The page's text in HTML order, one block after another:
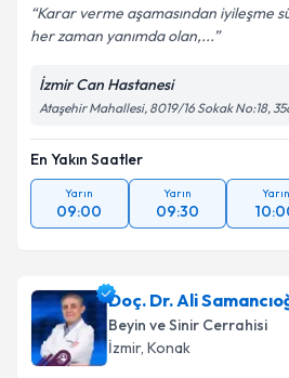
Karar verme aşamasından iyileşme
her zaman yanımda olan,...
İzmir Can Hastanesi
Ataşehir Mahallesi, 8019/16 Sokak No:18,
En Yakın Saatler
Yarın
09:00
Yarın
09:30
Yarın
Doç. Dr. Ali
Beyin ve Sinir Cerrahisi
İzmir, Konak